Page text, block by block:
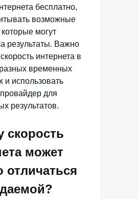
бесплатно,
возможные
могут
результаты. Важно
интернета в
временных
и использовать
для
результатов.
скорость
может
отличаться